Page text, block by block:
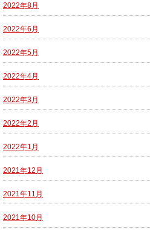
2022年8月
2022年6月
2022年5月
2022年4月
2022年3月
2022年2月
2022年1月
2021年12月
2021年11月
2021年10月